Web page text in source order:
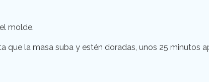
molde.
que la masa suba y estén doradas, unos 25 minutos